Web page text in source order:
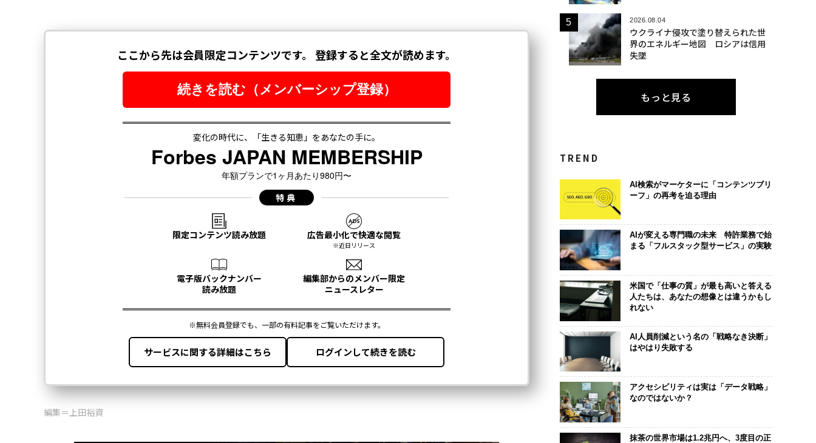
編集＝上田裕資
2026.08.04
ウクライナ侵攻で塗り替えられた世
界のエネルギー地図 ロシアは信用
失墜
もっと見る
TREND
AI検索がマーケターに「コンテンツブリ
ーフ」の再考を迫る理由
AIが変える専門職の未来 特許業務で始
まる「フルスタック型サービス」の実験
米国で「仕事の質」が最も高いと答える
人たちは、あなたの想像とは違うかもし
れない
AI人員削減という名の「戦略なき決断」
はやはり失敗する
アクセシビリティは実は「データ戦略」
なのではないか？
抹茶の世界市場は1.2兆円へ、3度目の正